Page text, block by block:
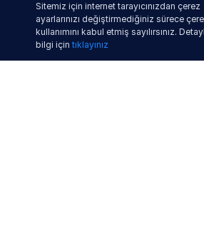
Mikro Drive Her Şeyi Saklayın,
Sitemiz için internet tarayıcınızdan çerez
ayarlarınızı değiştirmediğiniz sürece
kullanımını kabul etmiş sayılırsınız.
bilgi için tıklayınız